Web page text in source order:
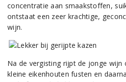
concentratie aan smaakstoffen,
ontstaat een zeer krachtige,
wijn.
Na de vergisting rijpt de jonge wijn
kleine eikenhouten fusten en